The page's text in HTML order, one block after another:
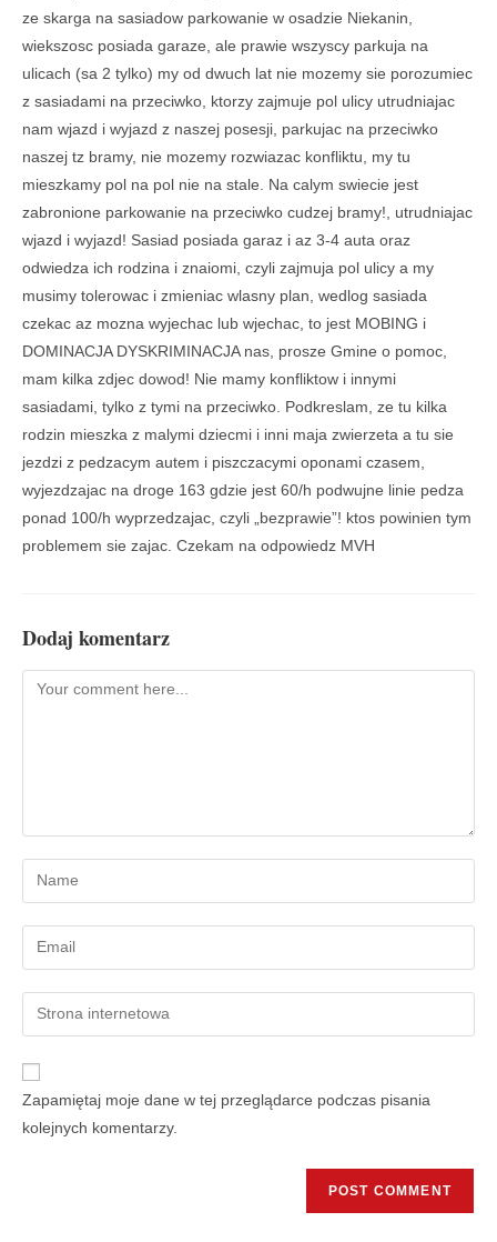
ze skarga na sasiadow parkowanie w osadzie Niekanin,
wiekszosc posiada garaze, ale prawie wszyscy parkuja na
ulicach (sa 2 tylko) my od dwuch lat nie mozemy sie porozumiec
z sasiadami na przeciwko, ktorzy zajmuje pol ulicy utrudniajac
nam wjazd i wyjazd z naszej posesji, parkujac na przeciwko
naszej tz bramy, nie mozemy rozwiazac konfliktu, my tu
mieszkamy pol na pol nie na stale. Na calym swiecie jest
zabronione parkowanie na przeciwko cudzej bramy!, utrudniajac
wjazd i wyjazd! Sasiad posiada garaz i az 3-4 auta oraz
odwiedza ich rodzina i znaiomi, czyli zajmuja pol ulicy a my
musimy tolerowac i zmieniac wlasny plan, wedlog sasiada
czekac az mozna wyjechac lub wjechac, to jest MOBING i
DOMINACJA DYSKRIMINACJA nas, prosze Gmine o pomoc,
mam kilka zdjec dowod! Nie mamy konfliktow i innymi
sasiadami, tylko z tymi na przeciwko. Podkreslam, ze tu kilka
rodzin mieszka z malymi dziecmi i inni maja zwierzeta a tu sie
jezdzi z pedzacym autem i piszczacymi oponami czasem,
wyjezdzajac na droge 163 gdzie jest 60/h podwujne linie pedza
ponad 100/h wyprzedzajac, czyli „bezprawie”! ktos powinien tym
problemem sie zajac. Czekam na odpowiedz MVH
Dodaj komentarz
Zapamiętaj moje dane w tej przeglądarce podczas pisania
kolejnych komentarzy.